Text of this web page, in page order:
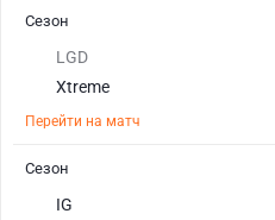
LGD
Xtreme
Перейти на матч
Сезон
IG
Сезон